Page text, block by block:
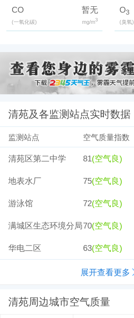
CO
(一氧化碳)
暂无
mg/m3
O3
(臭氧)
清苑及各监测站点实时数据
监测站点 空气质量指数
清苑区第二中学 81(空气良)
地表水厂 75(空气良)
游泳馆 72(空气良)
满城区生态环境分局70(空气良)
华电二区 63(空气良)
展开查看更多
清苑周边城市空气质量